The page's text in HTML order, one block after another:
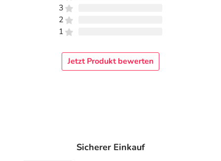
3
2
1
Jetzt Produkt bewerten
Sicherer Einkauf